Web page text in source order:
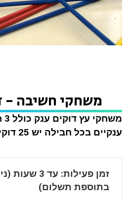
משחקי חשיבה -
ענקיים בכל חבילה יש 25 דוקים בצבעים שונים.
זמן פעילות:
בתוספת תשלום)